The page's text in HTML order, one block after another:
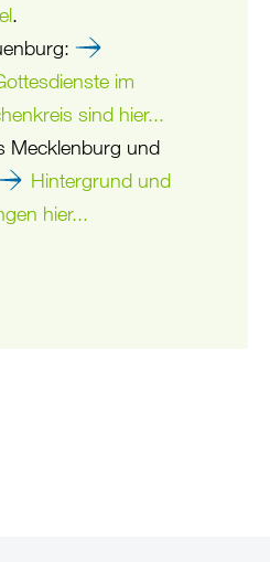
.
im
sind hier...
Mecklenburg und
Hintergrund und
hier...